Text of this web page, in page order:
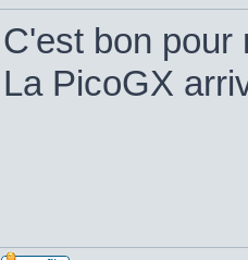
C'est bon
La PicoGX